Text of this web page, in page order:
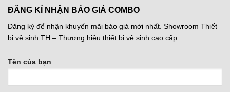
ĐĂNG KÍ NHẬN BÁO GIÁ COMBO
Đăng ký để nhận khuyến mãi báo giá mới nhất. Showroom Thiết
bị vệ sinh TH – Thương hiệu thiết bị vệ sinh cao cấp
Tên của bạn